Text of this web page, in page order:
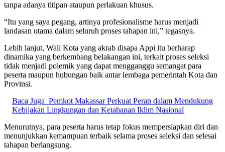
tanpa adanya titipan ataupun perlakuan khusus.
“Itu yang saya pegang, artinya profesionalisme harus menjadi
landasan utama dalam seluruh proses tahapan ini,” tegasnya.
Lebih lanjut, Wali Kota yang akrab disapa Appi itu berharap
dinamika yang berkembang belakangan ini, terkait proses seleksi
tidak menjadi polemik yang dapat mengganggu semangat para
peserta maupun hubungan baik antar lembaga pemerintah Kota dan
Provinsi.
Baca Juga Pemkot Makassar Perkuat Peran dalam Mendukung
Kebijakan Lingkungan dan Ketahanan Iklim Nasional
Menurutnya, para peserta harus tetap fokus mempersiapkan diri dan
menunjukkan kemampuan terbaik selama proses seleksi dan selesai
tahapan berlangsung.